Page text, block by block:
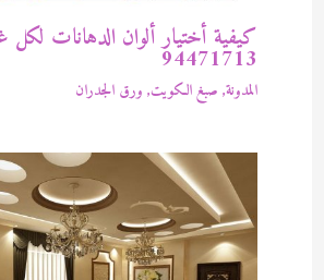
كيفية أختيار ألوان الدهانات لكل
94471713
المدونة, صبغ الكويت, ورق الجدران